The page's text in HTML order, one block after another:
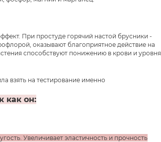
При простуде горячий настой брусники -
оказывают благоприятное действие на
способствуют понижению в крови и уровня
взять на тестирование именно
как он:
Увеличивает эластичность и прочность